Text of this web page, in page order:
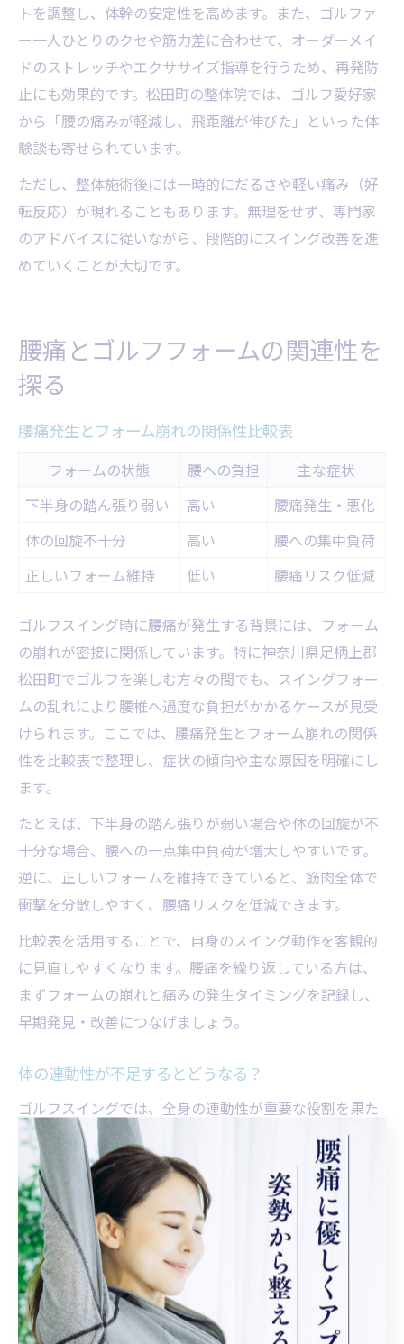
トを調整し、体幹の安定性を高めます。また、ゴルファ
ー一人ひとりのクセや筋力差に合わせて、オーダーメイ
ドのストレッチやエクササイズ指導を行うため、再発防
止にも効果的です。松田町の整体院では、ゴルフ愛好家
から「腰の痛みが軽減し、飛距離が伸びた」といった体
験談も寄せられています。
ただし、整体施術後には一時的にだるさや軽い痛み（好
転反応）が現れることもあります。無理をせず、専門家
のアドバイスに従いながら、段階的にスイング改善を進
めていくことが大切です。
腰痛とゴルフフォームの関連性を
探る
腰痛発生とフォーム崩れの関係性比較表
フォームの状態 腰への負担
主な症状
下半身の踏ん張り弱い
高い
腰痛発生・悪化
体の回旋不十分
高い
腰への集中負荷
正しいフォーム維持
低い 腰痛リスク低減
ゴルフスイング時に腰痛が発生する背景には、フォーム
の崩れが密接に関係しています。特に神奈川県足柄上郡
松田町でゴルフを楽しむ方々の間でも、スイングフォー
ムの乱れにより腰椎へ過度な負担がかかるケースが見受
けられます。ここでは、腰痛発生とフォーム崩れの関係
性を比較表で整理し、症状の傾向や主な原因を明確にし
ます。
たとえば、下半身の踏ん張りが弱い場合や体の回旋が不
十分な場合、腰への一点集中負荷が増大しやすいです。
逆に、正しいフォームを維持できていると、筋肉全体で
衝撃を分散しやすく、腰痛リスクを低減できます。
比較表を活用することで、自身のスイング動作を客観的
に見直しやすくなります。腰痛を繰り返している方は、
まずフォームの崩れと痛みの発生タイミングを記録し、
早期発見・改善につなげましょう。
体の連動性が不足するとどうなる？
ゴルフスイングでは、全身の連動性が重要な役割を果た
します。連動性が不足すると、腰椎や骨盤といった特定
部位に大きな負担が集中しやすくなり、腰痛の発生リス
クが高まります。特に背中や股関節の柔軟性が低い場
合、うまく体をひねれず、腰だけで回そうとする動きが
強調されてしまいます。
このような状態が続くと、筋肉や関節への過剰なストレ
スが蓄積し、慢性的な腰痛や違和感の原因となります。
たとえば、腕だけでクラブを振ったり、下半身を使わず